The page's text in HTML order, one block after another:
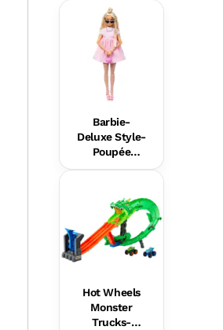
Barbie-
Deluxe Style-
Poupée
Barbie
Robe Rose
Pastel
Hot Wheels
Monster
Trucks-